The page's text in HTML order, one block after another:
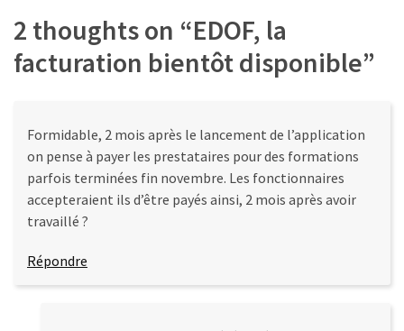
2 thoughts on “EDOF, la
facturation bientôt disponible”
Formidable, 2 mois après le lancement de l’application
on pense à payer les prestataires pour des formations
parfois terminées fin novembre. Les fonctionnaires
accepteraient ils d’être payés ainsi, 2 mois après avoir
travaillé ?
Répondre